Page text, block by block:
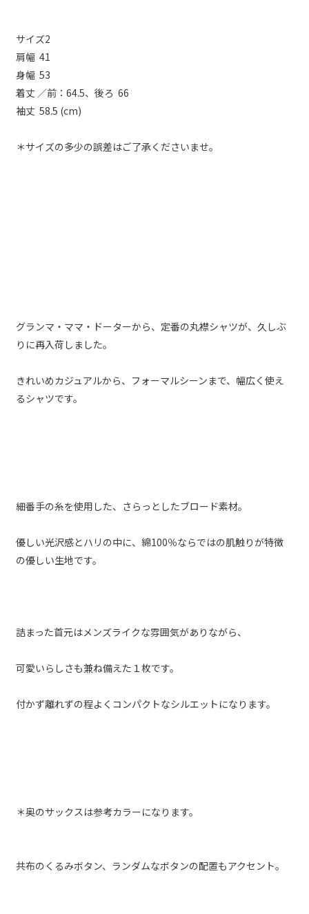
サイズ2
肩幅 41
身幅 53
着丈 ／前：64.5、後ろ 66
袖丈 58.5 (cm)
＊サイズの多少の誤差はご了承くださいませ。
グランマ・ママ・ドーターから、定番の丸襟シャツが、久しぶ
りに再入荷しました。
きれいめカジュアルから、フォーマルシーンまで、幅広く使え
るシャツです。
細番手の糸を使用した、さらっとしたブロード素材。
優しい光沢感とハリの中に、綿100％ならではの肌触りが特徴
の優しい生地です。
詰まった首元はメンズライクな雰囲気がありながら、
可愛いらしさも兼ね備えた１枚です。
付かず離れずの程よくコンパクトなシルエットになります。
＊奥のサックスは参考カラーになります。
共布のくるみボタン、ランダムなボタンの配置もアクセント。